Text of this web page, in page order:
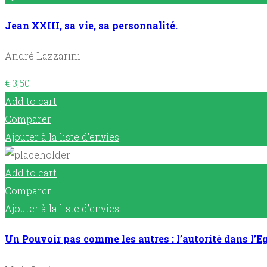
Jean XXIII, sa vie, sa personnalité.
André Lazzarini
€ 3,50
Add to cart
Comparer
Ajouter à la liste d’envies
Add to cart
Comparer
Ajouter à la liste d’envies
Un Pouvoir pas comme les autres : l’autorité dans